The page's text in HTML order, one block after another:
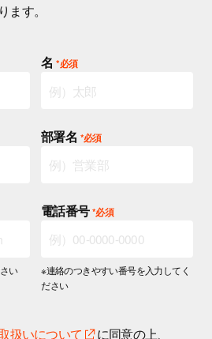
ます。
名
部署名
い
電話番号
※連絡のつきやすい番号を入力してく
ださい
扱いについて に同意の上、